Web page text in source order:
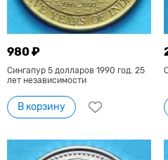
980 ₽
Сингапур 5 долларов 1990 год. 25
лет независимости
В корзину